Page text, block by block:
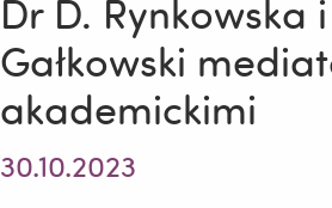
EDYCJĘ
Kursu
Szkolenie
specjalizacyjne
z
zakresu
POMOCY
Dr D. Rynkowska
Gałkowski
akademickimi
30.10.2023